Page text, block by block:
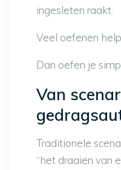
ingesleten raakt.
Veel oefenen
Dan oefen je
Van
Traditionele
“het draaien van